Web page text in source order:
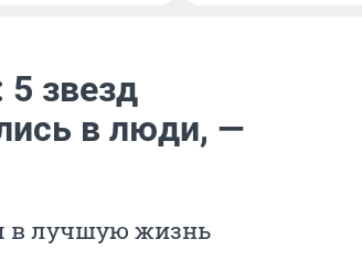
звезд
в люди, —
в лучшую жизнь